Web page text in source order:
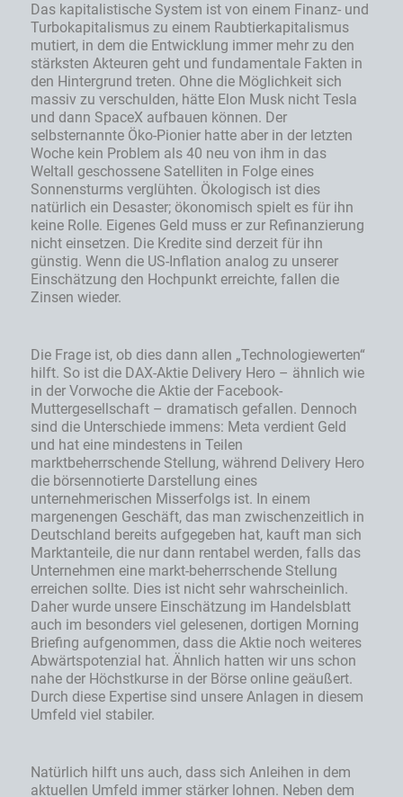
Das kapitalistische System ist von einem Finanz- und
Turbokapitalismus zu einem Raubtierkapitalismus
mutiert, in dem die Entwicklung immer mehr zu den
stärksten Akteuren geht und fundamentale Fakten in
den Hintergrund treten. Ohne die Möglichkeit sich
massiv zu verschulden, hätte Elon Musk nicht Tesla
und dann SpaceX aufbauen können. Der
selbsternannte Öko-Pionier hatte aber in der letzten
Woche kein Problem als 40 neu von ihm in das
Weltall geschossene Satelliten in Folge eines
Sonnensturms verglühten. Ökologisch ist dies
natürlich ein Desaster; ökonomisch spielt es für ihn
keine Rolle. Eigenes Geld muss er zur Refinanzierung
nicht einsetzen. Die Kredite sind derzeit für ihn
günstig. Wenn die US-Inflation analog zu unserer
Einschätzung den Hochpunkt erreichte, fallen die
Zinsen wieder.
Die Frage ist, ob dies dann allen „Technologiewerten“
hilft. So ist die DAX-Aktie Delivery Hero – ähnlich wie
in der Vorwoche die Aktie der Facebook-
Muttergesellschaft – dramatisch gefallen. Dennoch
sind die Unterschiede immens: Meta verdient Geld
und hat eine mindestens in Teilen
marktbeherrschende Stellung, während Delivery Hero
die börsennotierte Darstellung eines
unternehmerischen Misserfolgs ist. In einem
margenengen Geschäft, das man zwischenzeitlich in
Deutschland bereits aufgegeben hat, kauft man sich
Marktanteile, die nur dann rentabel werden, falls das
Unternehmen eine markt-beherrschende Stellung
erreichen sollte. Dies ist nicht sehr wahrscheinlich.
Daher wurde unsere Einschätzung im Handelsblatt
auch im besonders viel gelesenen, dortigen Morning
Briefing aufgenommen, dass die Aktie noch weiteres
Abwärtspotenzial hat. Ähnlich hatten wir uns schon
nahe der Höchstkurse in der Börse online geäußert.
Durch diese Expertise sind unsere Anlagen in diesem
Umfeld viel stabiler.
Natürlich hilft uns auch, dass sich Anleihen in dem
aktuellen Umfeld immer stärker lohnen. Neben dem